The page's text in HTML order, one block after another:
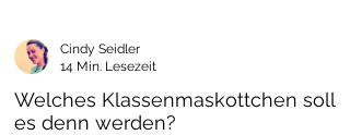
Welches Klassenmaskottchen soll
es denn werden?
Cindy Seidler
14 Min. Lesezeit